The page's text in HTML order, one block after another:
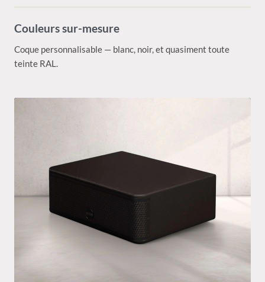
Couleurs sur-mesure
Coque personnalisable — blanc, noir, et quasiment toute
teinte RAL.